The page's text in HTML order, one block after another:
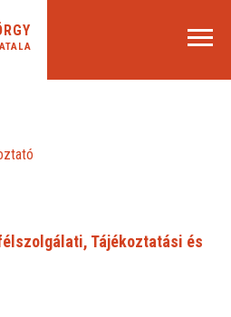
Tájékoztatási és